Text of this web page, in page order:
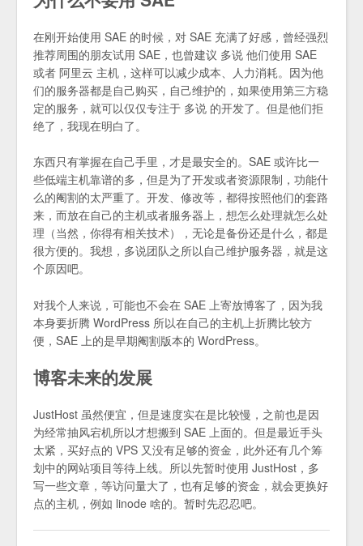
在刚开始使用 SAE 的时候，对 SAE 充满了好感，曾经强烈
推荐周围的朋友试用 SAE，也曾建议 多说 他们使用 SAE
或者 阿里云 主机，这样可以减少成本、人力消耗。因为他
们的服务器都是自己购买，自己维护的，如果使用第三方稳
定的服务，就可以仅仅专注于 多说 的开发了。但是他们拒
绝了，我现在明白了。
东西只有掌握在自己手里，才是最安全的。SAE 或许比一
些低端主机靠谱的多，但是为了开发或者资源限制，功能什
么的阉割的太严重了。开发、修改等，都得按照他们的套路
来，而放在自己的主机或者服务器上，想怎么处理就怎么处
理（当然，你得有相关技术），无论是备份还是什么，都是
很方便的。我想，多说团队之所以自己维护服务器，就是这
个原因吧。
对我个人来说，可能也不会在 SAE 上寄放博客了，因为我
本身要折腾 WordPress 所以在自己的主机上折腾比较方
便，SAE 上的是早期阉割版本的 WordPress。
博客未来的发展
JustHost 虽然便宜，但是速度实在是比较慢，之前也是因
为经常抽风宕机所以才想搬到 SAE 上面的。但是最近手头
太紧，买好点的 VPS 又没有足够的资金，此外还有几个筹
划中的网站项目等待上线。所以先暂时使用 JustHost，多
写一些文章，等访问量大了，也有足够的资金，就会更换好
点的主机，例如 linode 啥的。暂时先忍忍吧。